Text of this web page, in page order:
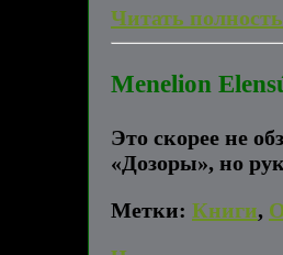
Читать
Menelion
Это скорее не
«Дозоры», но
Метки: Книги,